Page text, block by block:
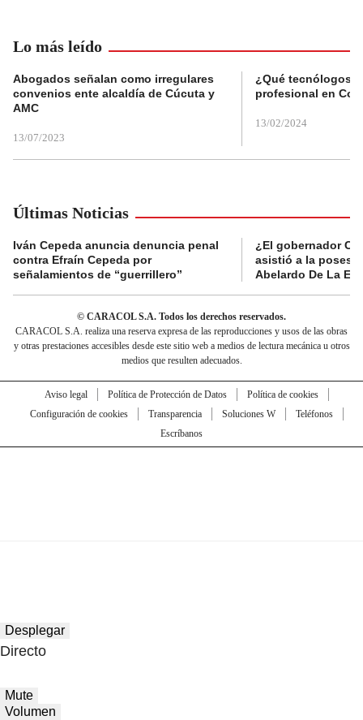
Lo más leído
Abogados señalan como irregulares
convenios ente alcaldía de Cúcuta y
AMC
13/07/2023
¿Qué tecnólogos
profesional en
13/02/2024
Últimas Noticias
Iván Cepeda anuncia denuncia penal
contra Efraín Cepeda por
señalamientos de “guerrillero”
¿El gobernador
asistió a la
Abelardo De La
© CARACOL S.A. Todos los derechos reservados.
CARACOL S.A. realiza una reserva expresa de las reproducciones y usos de las obras
y otras prestaciones accesibles desde este sitio web a medios de lectura mecánica u otros
medios que resulten adecuados.
Aviso legal Política de Protección de Datos
Política de cookies
Configuración de cookies
Transparencia Soluciones W
Teléfonos
Escríbanos
Desplegar
Directo
Mute
Volumen